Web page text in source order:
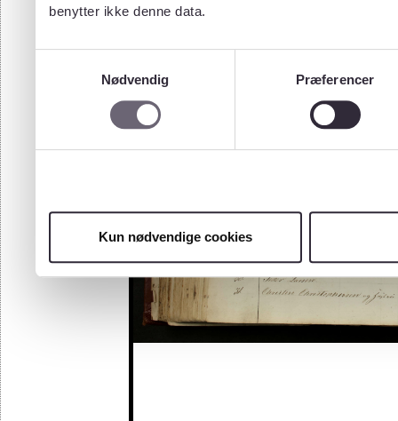
benytter ikke denne data.
Nødvendig
Præferencer
Kun nødvendige cookies